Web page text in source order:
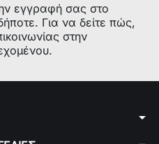
εγγραφή σας στο
Για να δείτε πώς,
στην
arrow_drop_down